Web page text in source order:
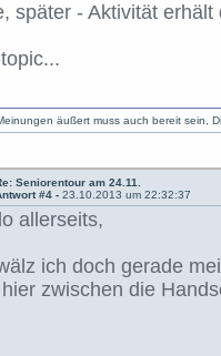
später - Aktivität
äußert muss auch bereit sein,
Seniorentour am 24.11.
#4 -23.10.2013 um 22:32:37
allerseits,
ich doch gerade
zwischen die